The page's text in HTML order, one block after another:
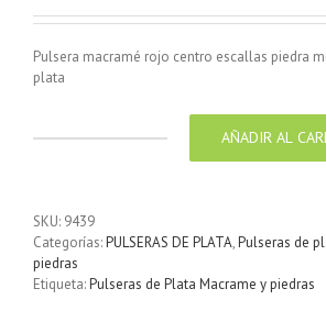
Pulsera macramé rojo centro escallas piedra
plata
plata
AÑADIR AL
SKU: 9439
Categorías:PULSERAS DE PLATA,Pulseras de
piedras
Etiqueta:Pulseras de Plata Macrame y piedras